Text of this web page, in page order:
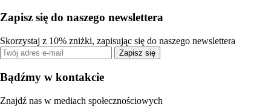
Zapisz się do naszego newslettera
Skorzystaj z 10% zniżki, zapisując się do naszego newslettera
Zapisz się
Bądźmy w kontakcie
Znajdź nas w mediach społecznościowych